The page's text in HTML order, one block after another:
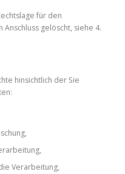
für den
gelöscht, siehe 4.
hinsichtlich der Sie
Verarbeitung,